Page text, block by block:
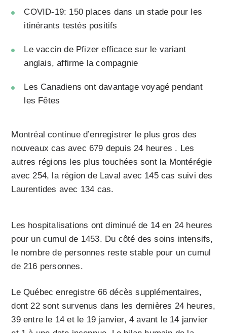
COVID-19: 150 places dans un stade pour les
itinérants testés positifs
Le vaccin de Pfizer efficace sur le variant
anglais, affirme la compagnie
Les Canadiens ont davantage voyagé pendant
les ­Fêtes
Montréal continue d’enregistrer le plus gros des
nouveaux cas avec 679 depuis 24 heures . Les
autres régions les plus touchées sont la Montérégie
avec 254, la région de Laval avec 145 cas suivi des
Laurentides avec 134 cas.
Les hospitalisations ont diminué de 14 en 24 heures
pour un cumul de 1453. Du côté des soins intensifs,
le nombre de personnes reste stable pour un cumul
de 216 personnes.
Le Québec enregistre 66 décès supplémentaires,
dont 22 sont survenus dans les dernières 24 heures,
39 entre le 14 et le 19 janvier, 4 avant le 14 janvier